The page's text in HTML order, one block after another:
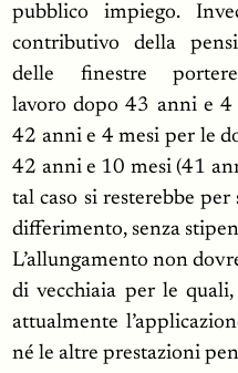
pubblico impiego.
contributivo della
delle finestre
lavoro dopo 43 anni e
42 anni e 4 mesi per le
42 anni e 10 mesi (41
tal caso si resterebbe
differimento, senza
L’allungamento non
di vecchiaia per le
attualmente
né le altre prestazioni